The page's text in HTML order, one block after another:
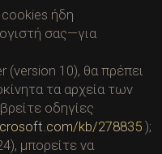
ήδη
σας—για
(version 10), θα πρέπει
τα αρχεία των
οδηγίες
kb/278835);
μπορείτε να